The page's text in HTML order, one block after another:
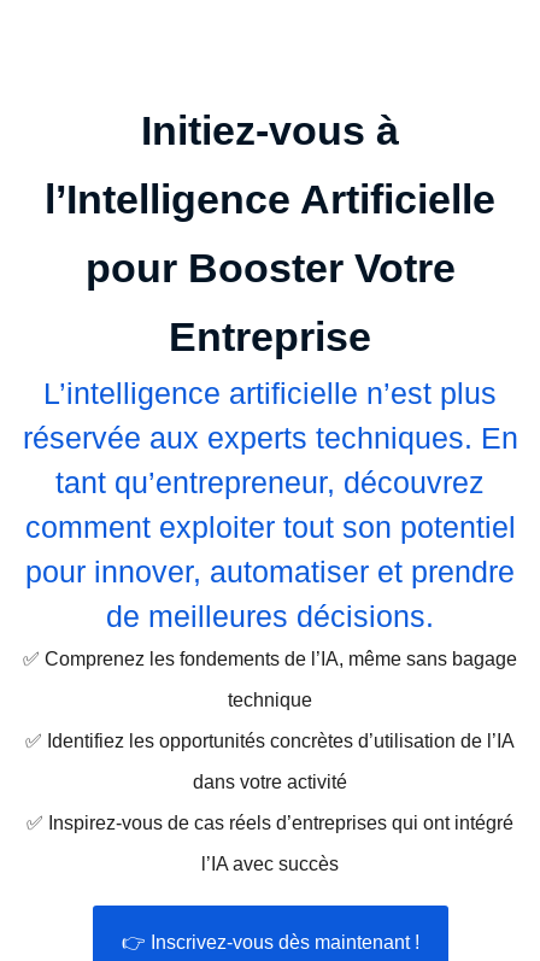
Initiez-vous à
l’Intelligence Artificielle
pour Booster Votre
Entreprise
L’intelligence artificielle n’est plus
réservée aux experts techniques. En
tant qu’entrepreneur, découvrez
comment exploiter tout son potentiel
pour innover, automatiser et prendre
de meilleures décisions.
✅ Comprenez les fondements de l’IA, même sans bagage
technique
✅ Identifiez les opportunités concrètes d’utilisation de l’IA
dans votre activité
✅ Inspirez-vous de cas réels d’entreprises qui ont intégré
l’IA avec succès
👉 Inscrivez-vous dès maintenant !